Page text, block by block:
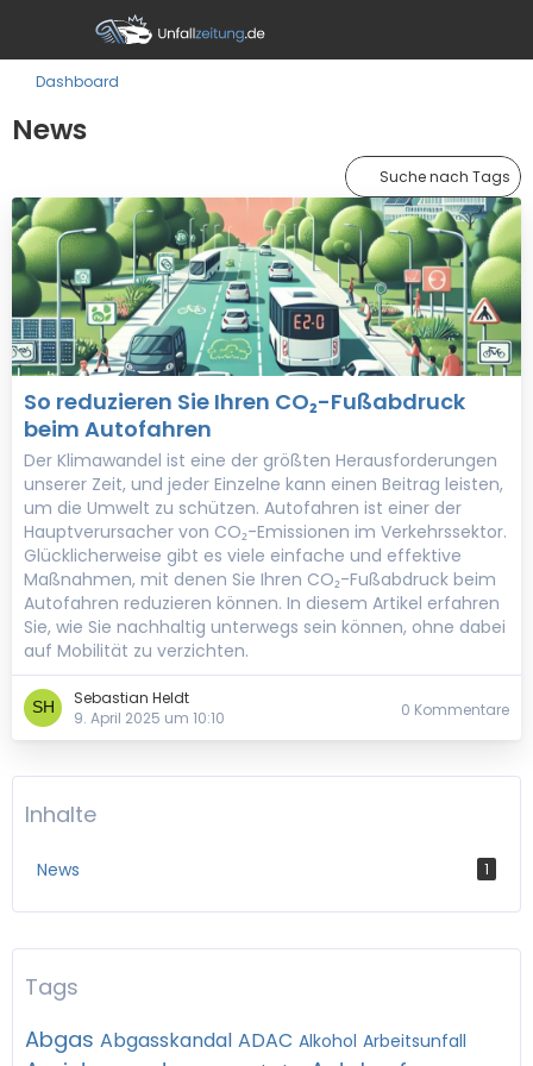
Dashboard
News
Suche nach Tags
So reduzieren Sie Ihren CO₂-Fußabdruck
beim Autofahren
Der Klimawandel ist eine der größten Herausforderungen
unserer Zeit, und jeder Einzelne kann einen Beitrag leisten,
um die Umwelt zu schützen. Autofahren ist einer der
Hauptverursacher von CO₂-Emissionen im Verkehrssektor.
Glücklicherweise gibt es viele einfache und effektive
Maßnahmen, mit denen Sie Ihren CO₂-Fußabdruck beim
Autofahren reduzieren können. In diesem Artikel erfahren
Sie, wie Sie nachhaltig unterwegs sein können, ohne dabei
auf Mobilität zu verzichten.
Sebastian Heldt
9. April 2025 um 10:10
0 Kommentare
Inhalte
News 1
Tags
Abgas Abgasskandal ADAC Alkohol Arbeitsunfall